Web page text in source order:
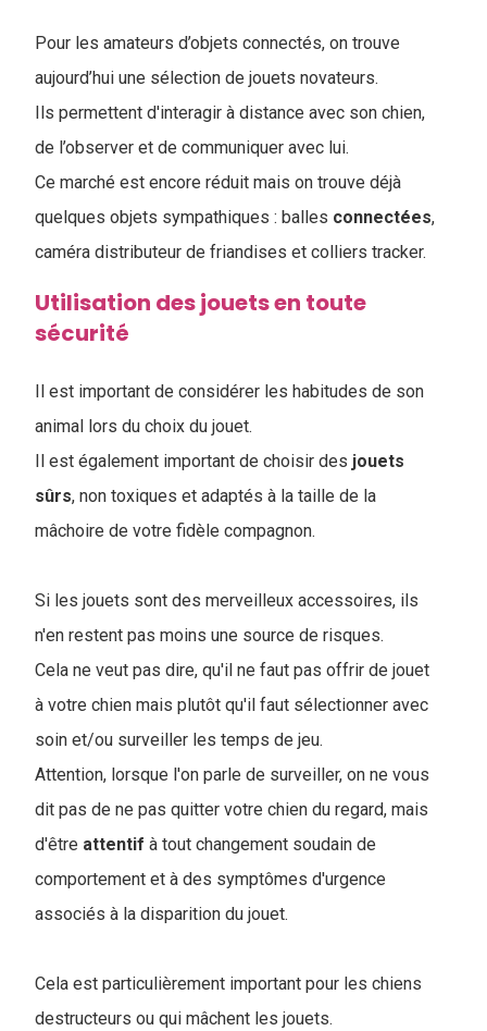
Pour les amateurs d’objets connectés, on trouve
aujourd’hui une sélection de jouets novateurs.
Ils permettent d'interagir à distance avec son chien,
de l’observer et de communiquer avec lui.
Ce marché est encore réduit mais on trouve déjà
quelques objets sympathiques : balles connectées,
caméra distributeur de friandises et colliers tracker.
Utilisation des jouets en toute
sécurité
Il est important de considérer les habitudes de son
animal lors du choix du jouet.
Il est également important de choisir des jouets
sûrs, non toxiques et adaptés à la taille de la
mâchoire de votre fidèle compagnon.
Si les jouets sont des merveilleux accessoires, ils
n'en restent pas moins une source de risques.
Cela ne veut pas dire, qu'il ne faut pas offrir de jouet
à votre chien mais plutôt qu'il faut sélectionner avec
soin et/ou surveiller les temps de jeu.
Attention, lorsque l'on parle de surveiller, on ne vous
dit pas de ne pas quitter votre chien du regard, mais
d'être attentif à tout changement soudain de
comportement et à des symptômes d'urgence
associés à la disparition du jouet.
Cela est particulièrement important pour les chiens
destructeurs ou qui mâchent les jouets.